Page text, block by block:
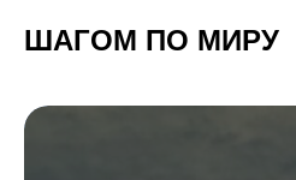
ШАГОМ ПО МИРУ